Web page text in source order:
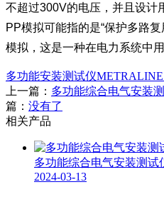
不超过300V的电压，并且设计
PP模拟可能指的是“保护多路
模拟，这是一种在电力系统中
多功能安装测试仪
上一篇： 多功能综合电气安装
篇： 没有了
相关产品
多功能综合电气安装测试
2024-03-13